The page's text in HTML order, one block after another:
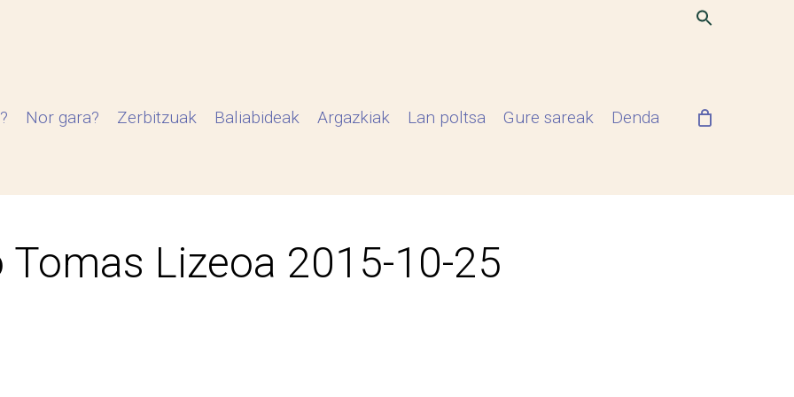
Nor gara? Zerbitzuak Baliabideak Argazkiak Lan poltsa Gure sareak Denda
Tomas Lizeoa 2015-10-25